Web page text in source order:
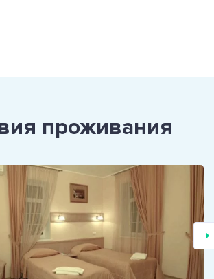
проживания